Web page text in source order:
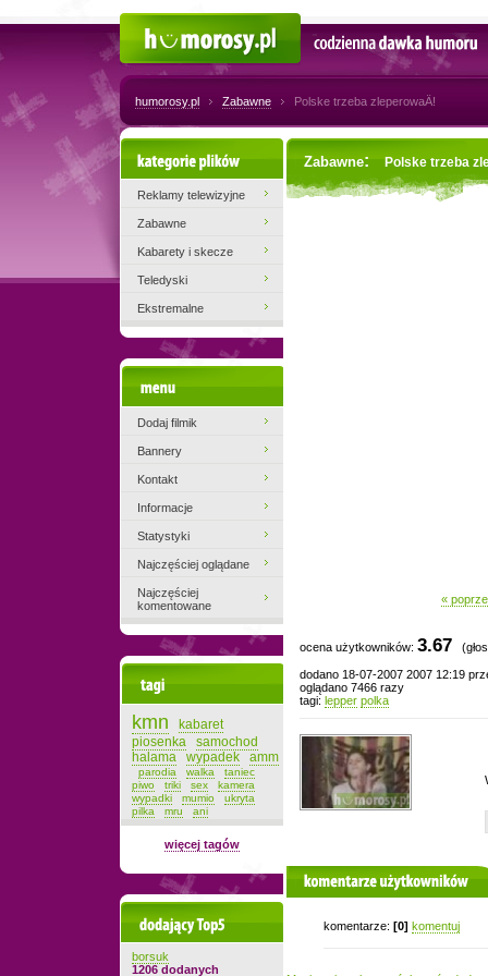
Codzienna dawka humoru
humorosy.pl Zabawne Polske trzeba zleperowaÄ!
Zabawne: Polske trzeba
«
ocena użytkowników: 3.67
dodano 18-07-2007 2007 12:19
oglądano 7466 razy
tagi: lepper polka
komentarze użytkowników
komentarze: [0] komentuj
Kategorie plików
Reklamy telewizyjne
Zabawne
Kabarety i skecze
Teledyski
Ekstremalne
Dodaj filmik
Bannery
Kontakt
Informacje
Statystyki
Najczęściej oglądane
Najczęściej
komentowane
kmn
kabaret
piosenka
samochod
halama
wypadek amm
parodia walka
taniec
piwo
triki sex
kamera
wypadki
mumio
ukryta
pilka
mru ani
więcej tagów
Dodający top-5
borsuk
1206 dodanych